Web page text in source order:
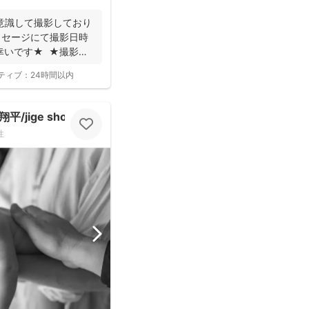
して撮影しており
ージにて撮影日時
いです★ ★撮影に
ィブ： 24時間以内
平/jige shohe）